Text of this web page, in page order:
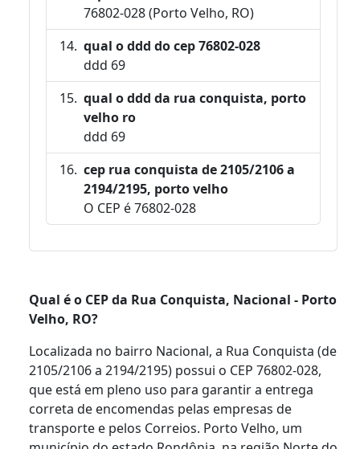
76802-028 (Porto Velho, RO)
qual o ddd do cep 76802-028
ddd 69
qual o ddd da rua conquista, porto
velho ro
ddd 69
cep rua conquista de 2105/2106 a
2194/2195, porto velho
O CEP é 76802-028
Qual é o CEP da Rua Conquista, Nacional - Porto
Velho, RO?
Localizada no bairro Nacional, a Rua Conquista (de
2105/2106 a 2194/2195) possui o CEP 76802-028,
que está em pleno uso para garantir a entrega
correta de encomendas pelas empresas de
transporte e pelos Correios. Porto Velho, um